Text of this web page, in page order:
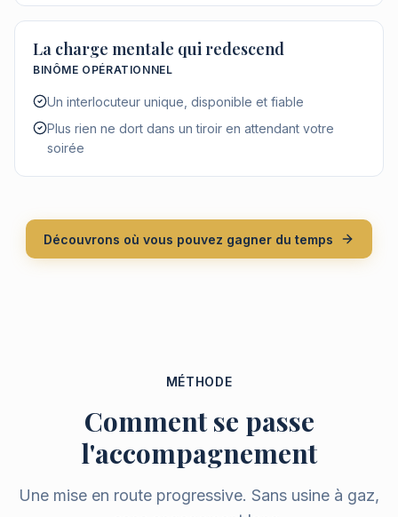
La charge mentale qui redescend
BINÔME OPÉRATIONNEL
Un interlocuteur unique, disponible et fiable
Plus rien ne dort dans un tiroir en attendant votre
soirée
Découvrons où vous pouvez gagner du temps
MÉTHODE
Comment se passe
l'accompagnement
Une mise en route progressive. Sans usine à gaz,